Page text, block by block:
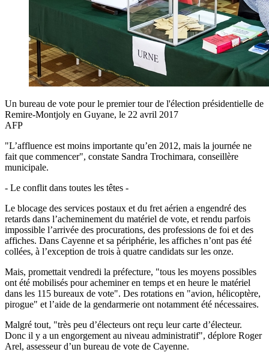
Un bureau de vote pour le premier tour de l'élection présidentielle de
Remire-Montjoly en Guyane, le 22 avril 2017
AFP
"L’affluence est moins importante qu’en 2012, mais la journée ne
fait que commencer", constate Sandra Trochimara, conseillère
municipale.
- Le conflit dans toutes les têtes -
Le blocage des services postaux et du fret aérien a engendré des
retards dans l’acheminement du matériel de vote, et rendu parfois
impossible l’arrivée des procurations, des professions de foi et des
affiches. Dans Cayenne et sa périphérie, les affiches n’ont pas été
collées, à l’exception de trois à quatre candidats sur les onze.
Mais, promettait vendredi la préfecture, "tous les moyens possibles
ont été mobilisés pour acheminer en temps et en heure le matériel
dans les 115 bureaux de vote". Des rotations en "avion, hélicoptère,
pirogue" et l’aide de la gendarmerie ont notamment été nécessaires.
Malgré tout, "très peu d’électeurs ont reçu leur carte d’électeur.
Donc il y a un engorgement au niveau administratif", déplore Roger
Arel, assesseur d’un bureau de vote de Cayenne.